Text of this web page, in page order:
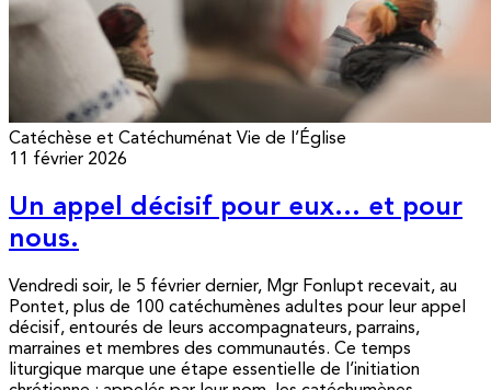
Catéchèse et Catéchuménat Vie de l’Église
11 février 2026
Un appel décisif pour eux… et pour
nous.
Vendredi soir, le 5 février dernier, Mgr Fonlupt recevait, au
Pontet, plus de 100 catéchumènes adultes pour leur appel
décisif, entourés de leurs accompagnateurs, parrains,
marraines et membres des communautés. Ce temps
liturgique marque une étape essentielle de l’initiation